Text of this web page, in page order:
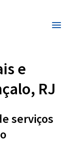
e
RJ
serviços